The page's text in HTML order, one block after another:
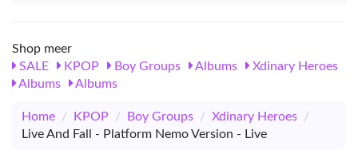
Shop meer
SALE
KPOP Boy Groups Albums
Xdinary Heroes
Albums
Albums
Home / KPOP / Boy Groups / Xdinary Heroes
/
Live And Fall - Platform Nemo Version - Live